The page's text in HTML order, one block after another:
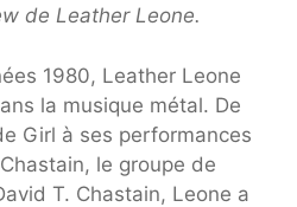
de Leather Leone.
1980, Leather Leone
la musique métal. De
Girl à ses performances
le groupe de
T. Chastain, Leone a